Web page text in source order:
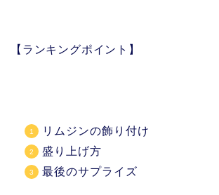
【ランキングポイント】
リムジンの飾り付け
盛り上げ方
最後のサプライズ